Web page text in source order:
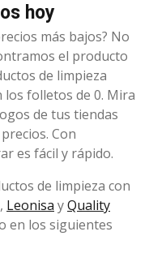
hoy
más bajos? No
el producto
de limpieza
folletos de 0. Mira
de tus tiendas
Con
es fácil y rápido.
de limpieza con
, Leonisa yQuality
en los siguientes